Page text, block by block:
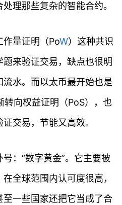
理那些复杂的智能合约。
作量证明（PoW）这种共识
来验证交易，缺点也很明
水。而以太币最开始也是
转向权益证明（PoS），也
交易，节能又高效。
：“数字黄金”。它主要被
全球范围内认可度很高，
一些国家还把它当成了合